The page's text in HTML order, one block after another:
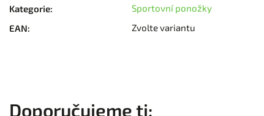
Kategorie:
Sportovní ponožky
EAN: Zvolte variantu